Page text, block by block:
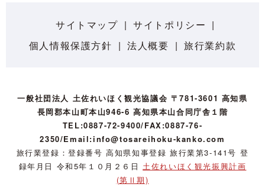
サイトマップ
サイトポリシー
個人情報保護方針
法人概要 旅行業約款
一般社団法人 土佐れいほく観光協議会 〒781-3601 高知県
長岡郡本山町本山946-6 高知県本山合同庁舎１階
TEL:0887-72-9400/FAX:0887-76-
2350/Email:info@tosareihoku-kanko.com
旅行業登録：登録番号 高知県知事登録 旅行業第3-141号 登
録年月日 令和5年１０月２６日土佐れいほく観光振興計画
(第Ⅱ期)